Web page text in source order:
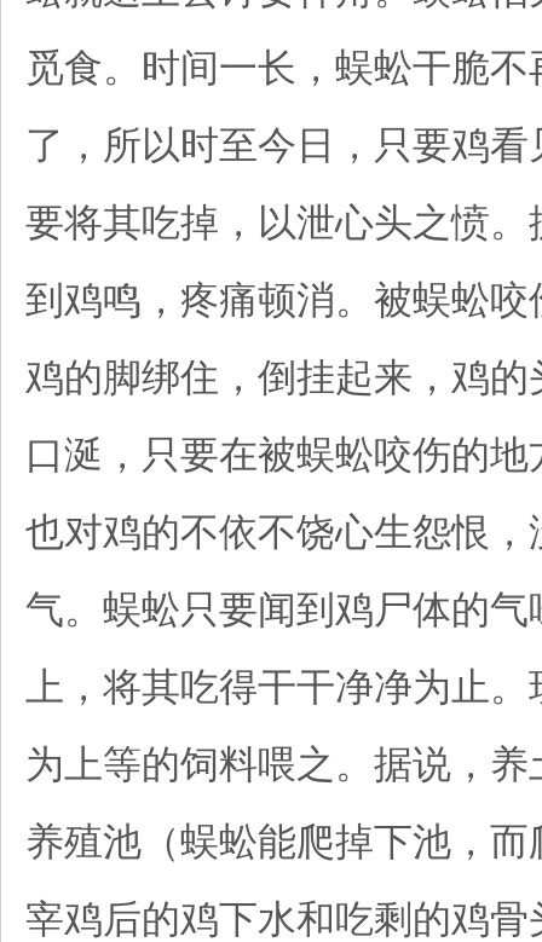
觅食。时间一长，蜈蚣干脆
了，所以时至今日，只要鸡
要将其吃掉，以泄心头之愤
到鸡鸣，疼痛顿消。被蜈蚣
鸡的脚绑住，倒挂起来，鸡
口涎，只要在被蜈蚣咬伤的
也对鸡的不依不饶心生怨恨
气。蜈蚣只要闻到鸡尸体的
上，将其吃得干干净净为止
为上等的饲料喂之。据说，
养殖池（蜈蚣能爬掉下池，
宰鸡后的鸡下水和吃剩的鸡